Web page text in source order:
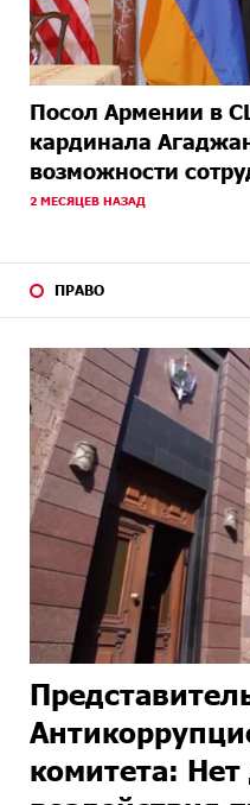
Посол Армении в
кардинала
возможности
2 МЕСЯЦЕВ НАЗАД
ПРАВО
комитета: Нет